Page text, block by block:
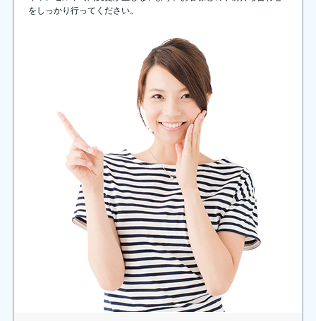
をしっかり行ってください。